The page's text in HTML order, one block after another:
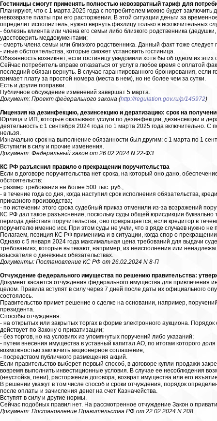
Гостиницы смогут применять полностью невозвратный тариф для
Планируют, что с 1 марта 2025 года с потребителем можно будет заключить
невозврате платы при его расторжении. В этой ситуации деньги за
определит исполнитель, нужно вернуть физлицу только в исключительных
- болезнь клиента или члена его семьи либо близкого родственника
удостоверить меддокументами;
- смерть члена семьи или близкого родственника. Данный факт тоже следует
- иные обстоятельства, которые сможет установить гостиница.
Обязанность возникнет, если гостиницу уведомили хотя бы об одном из
Сейчас потребитель вправе отказаться от услуг в любое время с оплатой
последний обязан вернуть. В случае гарантированного бронирования, если
взимает плату за простой номера (места в нем), но не более чем за сутки.
Есть и другие поправки.
Публичное обсуждение изменений завершат 5 марта.
Документ: Проект федерального закона (http://regulation.gov.ru/p/145972)
Лицензия на дезинфекцию, дезинсекцию и дератизацию: срок на
Юрлица и ИП, которые оказывают услуги по дезинфекции, дезинсекции и
деятельность с 1 сентября 2024 года по 1 марта 2025 года включительно. С
нельзя.
Изначально срок на выполнение обязанности был другим: с 1 марта по 1
Вступили в силу и прочие изменения.
Документ: Федеральный закон от 26.02.2024 N 22-ФЗ
КС РФ разъяснил правило о прекращении поручительства
Если в договоре поручительства нет срока, на который оно дано,
обстоятельств:
- размер требования не более 500 тыс. руб.;
- в течение года со дня, когда наступил срок исполнения обязательства,
приказного производства;
- по истечении этого срока судебный приказ отменили из-за возражений
КС РФ дал такое разъяснение, поскольку суды общей юрисдикции буквально
периода действия поручительства, оно прекращается, если кредитор в
поручителю именно иск. При этом суды не учли, что в ряде случаев нужно не
Полагаем, позиция КС РФ применима и в ситуации, когда спор о
Однако с 5 января 2024 года максимальная цена требований для выдачи
требованиях, которые вытекают, например, из неисполнения или
взыскателя о денежных обязательствах.
Документы: Постановление КС РФ от 26.02.2024 N 8-П
Отчуждение федерального имущества по решению правительства:
Документ касается отчуждения федерального имущества для привлечения
целом. Правила вступят в силу через 7 дней после даты их официального
состоялось.
Правительство примет решение о сделке на основании, например,
президента.
Способы отчуждения:
- на открытых или закрытых торгах в форме электронного аукциона.
действует по Закону о приватизации;
- без торгов, но на условиях из упомянутых поручений либо указаний;
- путем внесения имущества в уставный капитал АО, по итогам которого
возможностью заключить акционерное соглашение;
- посредством публичного размещения акций.
Если правительство выберет первый способ, в договоре купли-продажи
вовремя выполнить инвестиционные условия. В случае ее несоблюдения
(неустойка, пени), расторжение договора, возврат имущества или его
В решении укажут в том числе способ и сроки отчуждения, порядок
после оплаты и зачисления денег на счет Казначейства.
Вступят в силу и другие нормы.
Сейчас подобных правил нет. На рассмотренное отчуждение Закон о
Документ: Постановление Правительства РФ от 22.02.2024 N 208